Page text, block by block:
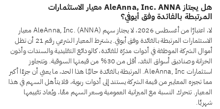
هل يجتاز AleAnna, Inc. ANNA معيار الاستثمارات
المرتبطة بالفائدة وفق أيوفي؟
لا، اعتبارًا من أغسطس 2026، لا يجتاز سهم AleAnna, Inc. (ANNA) معيار
الاستثمارات المرتبطة بالفائدة وفق أيوفي. يشترط المعيار الشرعي رقم 21 أن تظل
أموال الشركة الموظفة في أدوات مدرّة للفائدة، كالودائع التقليدية والسندات وأذون
الخزانة وصناديق أسواق النقد، أقل من 30% من قيمتها السوقية. وتتجاوز
استثمارات AleAnna, Inc. المرتبطة بالفائدة حاليًا هذا الحد، ما يعني أن جزءًا أكبر
مما تجيزه المعايير من قيمة الشركة يستند إلى أدوات ربوية، فلا يتأهل السهم في هذا
المعيار. تتحرك النسبة مع الميزانية العمومية وسعر السهم معًا، ويُعاد تقييمها
شهريًا.